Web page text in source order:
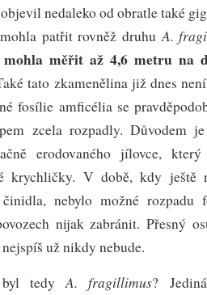
nedaleko od obratle také
patřit rovněž druhu A.
mohla měřit až 4,6 metru na
tato zkamenělina již dnes
fosílie amficélia se
zcela rozpadly. Důvodem
erodovaného jílovce,
krychličky. V době, kdy ještě
činidla, nebylo možné
nijak zabránit. Přesný
už nikdy nebude.
byl tedyA. fragillimus?